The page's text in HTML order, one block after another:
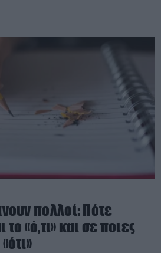
πολλοί: Πότε
το «ό,τι» και σε ποιες